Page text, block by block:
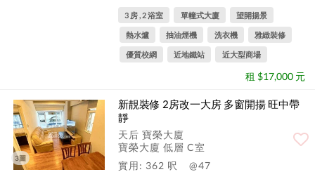
3 房 , 2 浴室 單幢式大廈 望開揚景
熱水爐 抽油煙機 洗衣機 雅緻裝修
優質校網 近地鐵站 近大型商場
租 $17,000 元
3圖
新靚裝修 2房改一大房 多窗開揚 旺中帶
靜
天后 寶榮大廈
寶榮大廈 低層 C室
實用: 362 呎
@47